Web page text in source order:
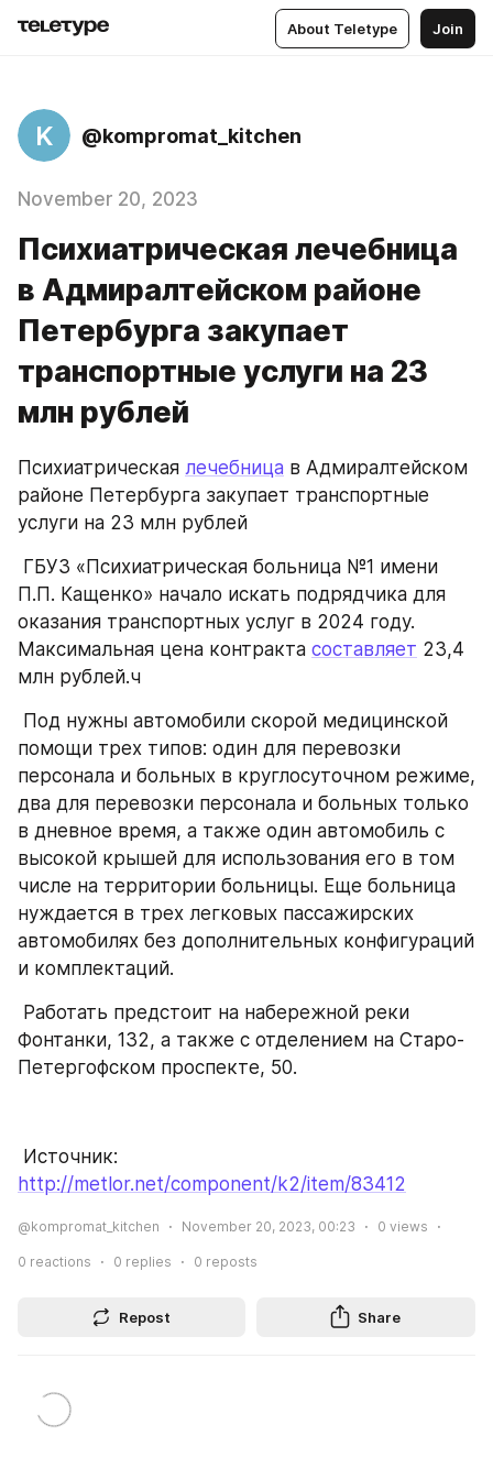
About Teletype Join
K @kompromat_kitchen
November 20, 2023
Психиатрическая лечебница
в Адмиралтейском районе
Петербурга закупает
транспортные услуги на 23
млн рублей
Психиатрическая лечебница в Адмиралтейском
районе Петербурга закупает транспортные
услуги на 23 млн рублей
П.П. Кащенко» начало искать подрядчика для
оказания транспортных услуг в 2024 году.
Максимальная цена контракта составляет 23,4
млн рублей.ч
помощи трех типов: один для перевозки
персонала и больных в круглосуточном режиме,
два для перевозки персонала и больных только
в дневное время, а также один автомобиль с
высокой крышей для использования его в том
числе на территории больницы. Еще больница
нуждается в трех легковых пассажирских
автомобилях без дополнительных конфигураций
и комплектаций.
Фонтанки, 132, а также с отделением на Старо-
Петергофском проспекте, 50.
http://metlor.net/component/k2/item/83412
@kompromat_kitchen November 20, 2023, 00:23 0 views
0 reactions 0 replies 0 reposts
Repost Share